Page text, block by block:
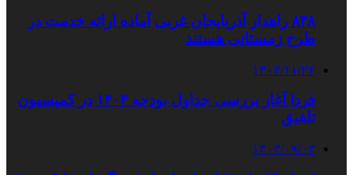
۸۴۸ راهدار آذربایجان غربی آماده ارائه خدمت در
طرح زمستانی هستند
۱۴۰۲/۱۱/۲۶
فردا آغاز بررسی جداول بودجه ۱۴۰۴ در کمیسیون
تلفیق
۱۴۰۳/۰۹/۰۳